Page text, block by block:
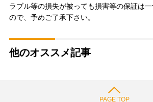
ラブル等の損失が被っても損害等の保証は
ので、予めご了承下さい。
他のオススメ記事
PAGE TOP